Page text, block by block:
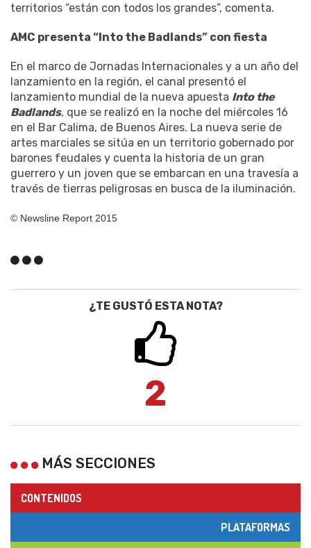
territorios “están con todos los grandes”, comenta.
AMC presenta “Into the Badlands” con fiesta
En el marco de Jornadas Internacionales y a un año del
lanzamiento en la región, el canal presentó el
lanzamiento mundial de la nueva apuesta Into the
Badlands, que se realizó en la noche del miércoles 16
en el Bar Calima, de Buenos Aires. La nueva serie de
artes marciales se sitúa en un territorio gobernado por
barones feudales y cuenta la historia de un gran
guerrero y un joven que se embarcan en una travesía a
través de tierras peligrosas en busca de la iluminación.
© Newsline Report 2015
¿TE GUSTÓ ESTA NOTA?
2
MÁS SECCIONES
CONTENIDOS
PLATAFORMAS